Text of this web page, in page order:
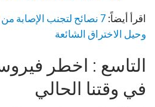
اقرأ أيضاً:
7 نصائح لتجنب الإصابة
وحيل الاختراق الشائعة
التاسع : اخطر
في وقتنا الحالي